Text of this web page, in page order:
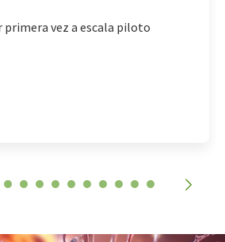
primera vez a escala piloto